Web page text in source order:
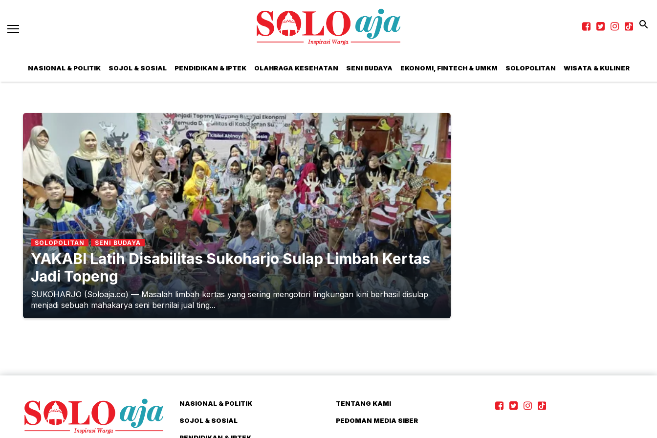
NASIONAL & POLITIK SOJOL & SOSIAL PENDIDIKAN & IPTEK OLAHRAGA KESEHATAN SENI BUDAYA EKONOMI, FINTECH & UMKM SOLOPOLITAN WISATA & KULINER
SOLOPOLITAN SENI BUDAYA
YAKABI Latih Disabilitas Sukoharjo Sulap Limbah Kertas
Jadi Topeng
SUKOHARJO (Soloaja.co) — Masalah limbah kertas yang sering mengotori lingkungan kini berhasil disulap
menjadi sebuah mahakarya seni bernilai jual ting...
NASIONAL & POLITIK
SOJOL & SOSIAL
TENTANG KAMI
PEDOMAN MEDIA SIBER